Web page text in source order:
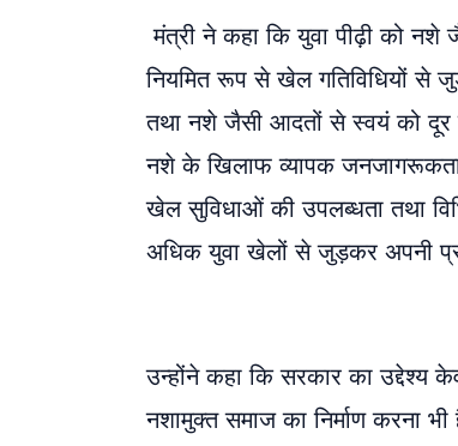
मंत्री ने कहा कि युवा पीढ़ी को नशे
नियमित रूप से खेल गतिविधियों से
तथा नशे जैसी आदतों से स्वयं को दूर
नशे के खिलाफ व्यापक जनजागरूकता
खेल सुविधाओं की उपलब्धता तथा
अधिक युवा खेलों से जुड़कर अपनी
उन्होंने कहा कि सरकार का
नशामुक्त समाज का निर्माण करना